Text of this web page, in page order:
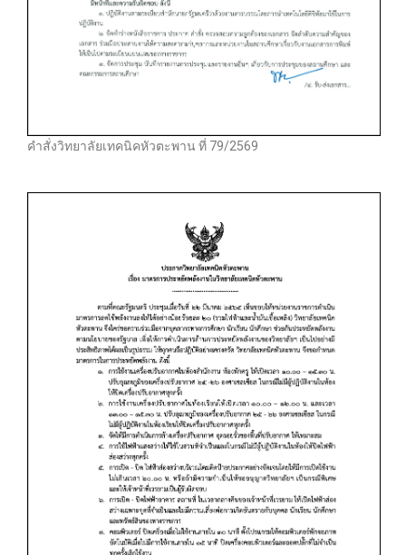
คำสั่งวิทยาลัยเทคนิคหัวตะพาน ที่ 79/2569